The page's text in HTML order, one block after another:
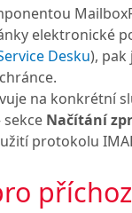
elektronické
Desku),
na konkrétní
sekce Načítání
protokolu